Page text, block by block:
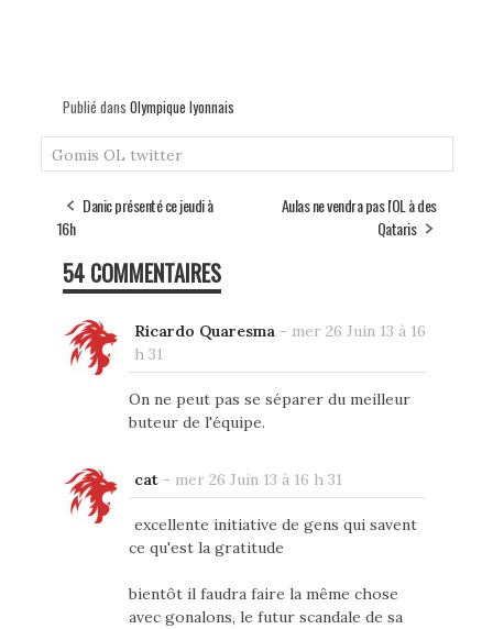
Publié dans Olympique lyonnais
Gomis OL twitter
Danic présenté ce jeudi à
16h
Aulas ne vendra pas l'OL à des
Qataris
54 COMMENTAIRES
Ricardo Quaresma- mer 26 Juin 13 à 16
h 31
On ne peut pas se séparer du meilleur
buteur de l'équipe.
cat- mer 26 Juin 13 à 16 h 31
excellente initiative de gens qui savent
ce qu'est la gratitude
bientôt il faudra faire la même chose
avec gonalons, le futur scandale de sa